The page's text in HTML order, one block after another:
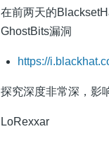
在前两天的
GhostBits漏洞
https://
探究深度非常深，影
LoRexxar